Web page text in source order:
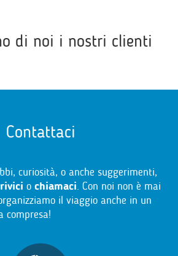
di noi i nostri clienti
Contattaci
curiosità, o anche suggerimenti,
o chiamaci. Con noi non è mai
il viaggio anche in un
compresa!